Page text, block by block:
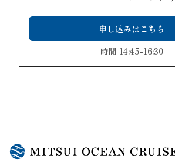
申し込みはこちら
時間 14:45-16:30